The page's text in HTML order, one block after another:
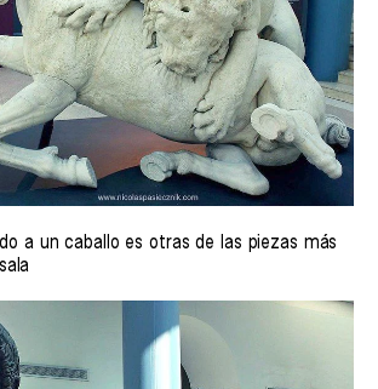
un caballo es otras de las piezas más